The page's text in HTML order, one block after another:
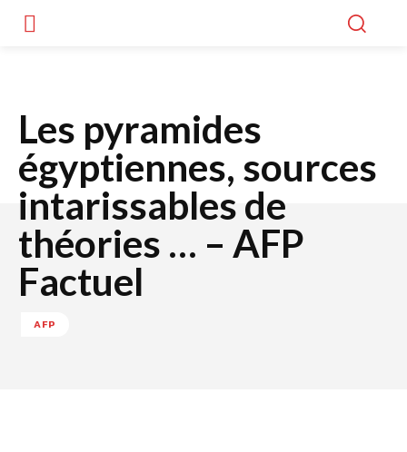
Les pyramides
égyptiennes, sources
intarissables de
théories … – AFP
Factuel
AFP